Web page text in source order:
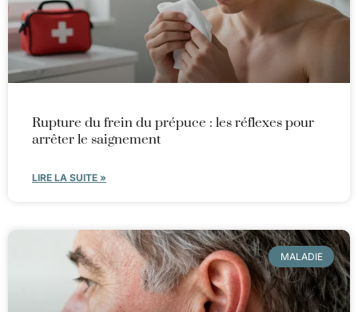
Rupture du frein du prépuce : les réflexes pour
arrêter le saignement
LIRE LA SUITE »
MALADIE